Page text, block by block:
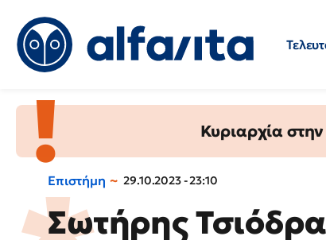
Κυριαρχία
Επιστήμη 29.10.2023 - 23:10
Σωτήρης